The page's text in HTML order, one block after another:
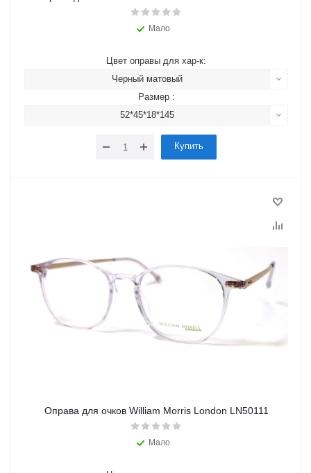
Мало
Цвет оправы для хар-к:
Черный матовый
Размер :
52*45*18*145
Купить
Оправа для очков William Morris London LN50111
Мало